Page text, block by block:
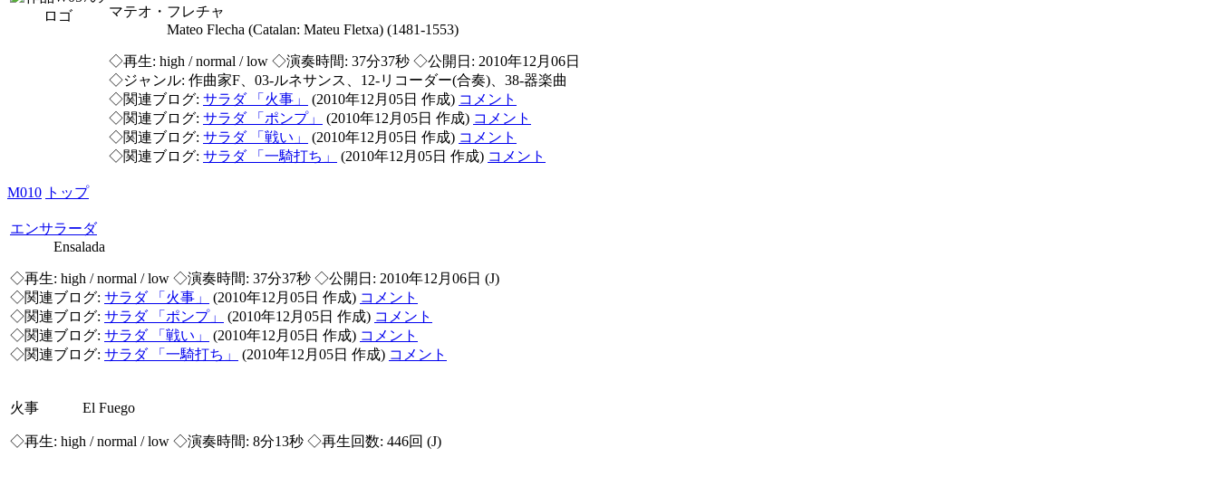
マテオ・フレチャ
Mateo Flecha (Catalan: Mateu Fletxa) (1481-1553)
◇再生: high / normal / low ◇演奏時間: 37分37秒 ◇公開日: 2010年12月06日
◇ジャンル: 作曲家F、03-ルネサンス、12-リコーダー(合奏)、38-器楽曲
◇関連ブログ: サラダ 「火事」 (2010年12月05日 作成) コメント
◇関連ブログ: サラダ 「ポンプ」 (2010年12月05日 作成) コメント
◇関連ブログ: サラダ 「戦い」 (2010年12月05日 作成) コメント
◇関連ブログ: サラダ 「一騎打ち」 (2010年12月05日 作成) コメント
M010 トップ
エンサラーダ
Ensalada
◇再生: high / normal / low ◇演奏時間: 37分37秒 ◇公開日: 2010年12月06日 (J)
◇関連ブログ: サラダ 「火事」 (2010年12月05日 作成) コメント
◇関連ブログ: サラダ 「ポンプ」 (2010年12月05日 作成) コメント
◇関連ブログ: サラダ 「戦い」 (2010年12月05日 作成) コメント
◇関連ブログ: サラダ 「一騎打ち」 (2010年12月05日 作成) コメント
火事 El Fuego
◇再生: high / normal / low ◇演奏時間: 8分13秒 ◇再生回数: 446回 (J)